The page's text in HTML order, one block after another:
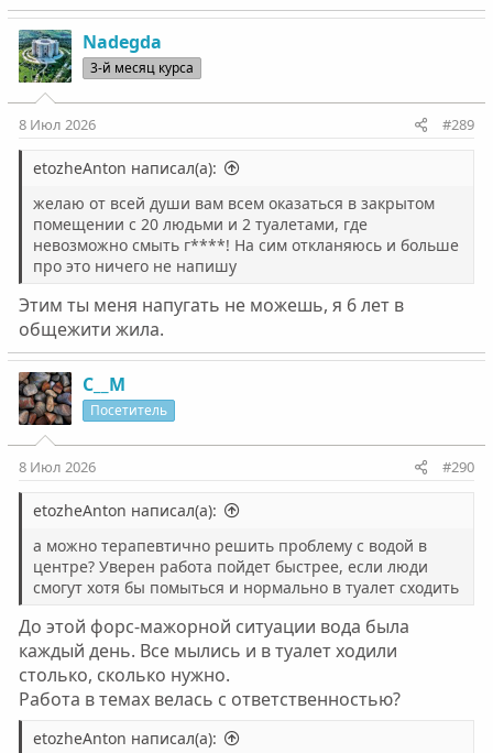
Nadegda
3-й месяц курса
8 Июл 2026 #289
etozheAnton написал(а):
желаю от всей души вам всем оказаться в закрытом
помещении с 20 людьми и 2 туалетами, где
невозможно смыть г****! На сим откланяюсь и больше
про это ничего не напишу
Этим ты меня напугать не можешь, я 6 лет в
общежити жила.
С__М
Посетитель
8 Июл 2026 #290
etozheAnton написал(а):
а можно терапевтично решить проблему с водой в
центре? Уверен работа пойдет быстрее, если люди
смогут хотя бы помыться и нормально в туалет сходить
До этой форс-мажорной ситуации вода была
каждый день. Все мылись и в туалет ходили
столько, сколько нужно.
Работа в темах велась с ответственностью?
etozheAnton написал(а):